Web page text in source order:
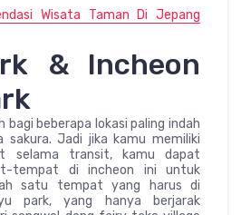
Wisata Taman Di Jepang
& Incheon
bagi beberapa lokasi paling indah
sakura. Jadi jika kamu memiliki
selama transit, kamu dapat
tempat di incheon ini untuk
satu tempat yang harus di
park, yang hanya berjarak